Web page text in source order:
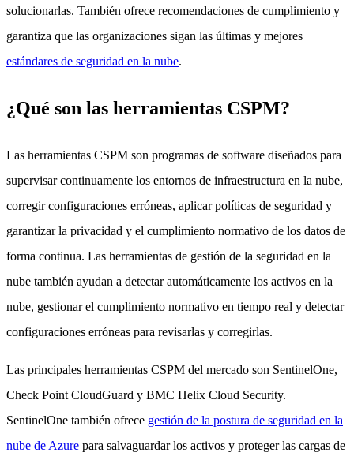
solucionarlas. También ofrece recomendaciones de cumplimiento y
garantiza que las organizaciones sigan las últimas y mejores
estándares de seguridad en la nube.
¿Qué son las herramientas CSPM?
Las herramientas CSPM son programas de software diseñados para
supervisar continuamente los entornos de infraestructura en la nube,
corregir configuraciones erróneas, aplicar políticas de seguridad y
garantizar la privacidad y el cumplimiento normativo de los datos de
forma continua. Las herramientas de gestión de la seguridad en la
nube también ayudan a detectar automáticamente los activos en la
nube, gestionar el cumplimiento normativo en tiempo real y detectar
configuraciones erróneas para revisarlas y corregirlas.
Las principales herramientas CSPM del mercado son SentinelOne,
Check Point CloudGuard y BMC Helix Cloud Security.
SentinelOne también ofrece gestión de la postura de seguridad en la
nube de Azure para salvaguardar los activos y proteger las cargas de